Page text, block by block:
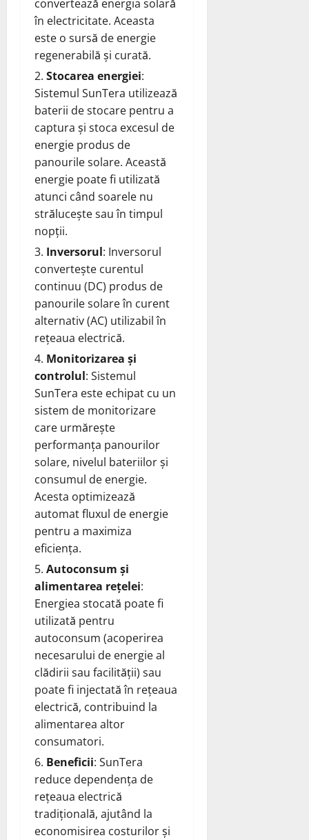
convertează energia solară
în electricitate. Aceasta
este o sursă de energie
regenerabilă și curată.
Stocarea energiei:
Sistemul SunTera utilizează
baterii de stocare pentru a
captura și stoca excesul de
energie produs de
panourile solare. Această
energie poate fi utilizată
atunci când soarele nu
strălucește sau în timpul
nopții.
Inversorul: Inversorul
convertește curentul
continuu (DC) produs de
panourile solare în curent
alternativ (AC) utilizabil în
rețeaua electrică.
Monitorizarea și
controlul: Sistemul
SunTera este echipat cu un
sistem de monitorizare
care urmărește
performanța panourilor
solare, nivelul bateriilor și
consumul de energie.
Acesta optimizează
automat fluxul de energie
pentru a maximiza
eficiența.
Autoconsum și
alimentarea rețelei:
Energiea stocată poate fi
utilizată pentru
autoconsum (acoperirea
necesarului de energie al
clădirii sau facilității) sau
poate fi injectată în rețeaua
electrică, contribuind la
alimentarea altor
consumatori.
Beneficii: SunTera
reduce dependența de
rețeaua electrică
tradițională, ajutând la
economisirea costurilor și